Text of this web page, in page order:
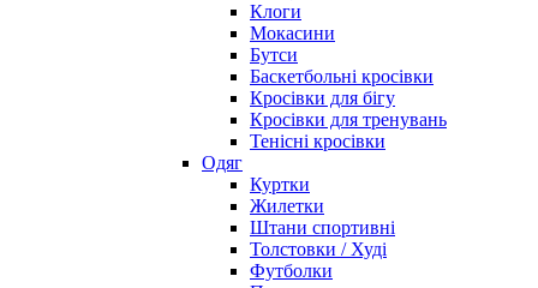
Клоги
Мокасини
Бутси
Баскетбольні кросівки
Кросівки для бігу
Кросівки для тренувань
Тенісні кросівки
Одяг
Куртки
Жилетки
Штани спортивні
Толстовки / Худі
Футболки